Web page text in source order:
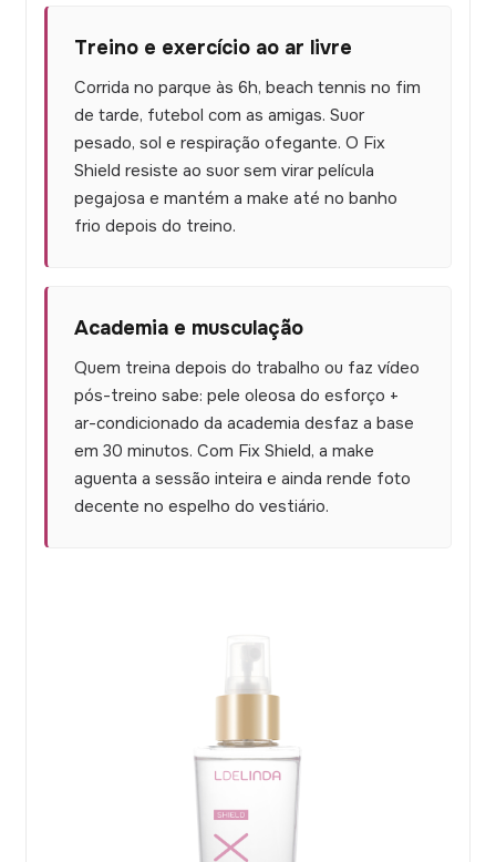
Treino e exercício ao ar livre
Corrida no parque às 6h, beach tennis no fim
de tarde, futebol com as amigas. Suor
pesado, sol e respiração ofegante. O Fix
Shield resiste ao suor sem virar película
pegajosa e mantém a make até no banho
frio depois do treino.
Academia e musculação
Quem treina depois do trabalho ou faz vídeo
pós-treino sabe: pele oleosa do esforço +
ar-condicionado da academia desfaz a base
em 30 minutos. Com Fix Shield, a make
aguenta a sessão inteira e ainda rende foto
decente no espelho do vestiário.